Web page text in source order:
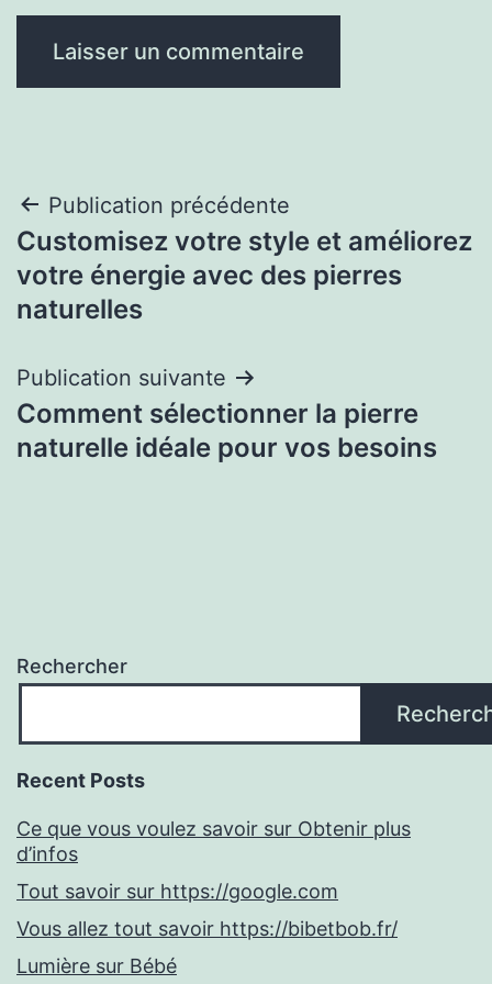
Navigation
de
l’article
Publication précédente
Customisez votre style et améliorez
votre énergie avec des pierres
naturelles
Publication suivante
Comment sélectionner la pierre
naturelle idéale pour vos besoins
Rechercher
Recent Posts
Ce que vous voulez savoir sur Obtenir plus
d’infos
Tout savoir sur https://google.com
Vous allez tout savoir https://bibetbob.fr/
Lumière sur Bébé